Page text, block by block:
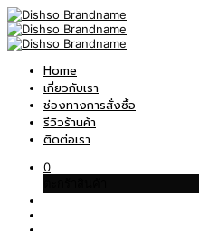
Home
เกี่ยวกับเรา
ช่องทางการสั่งซื้อ
รีวิวร้านค้า
ติดต่อเรา
0